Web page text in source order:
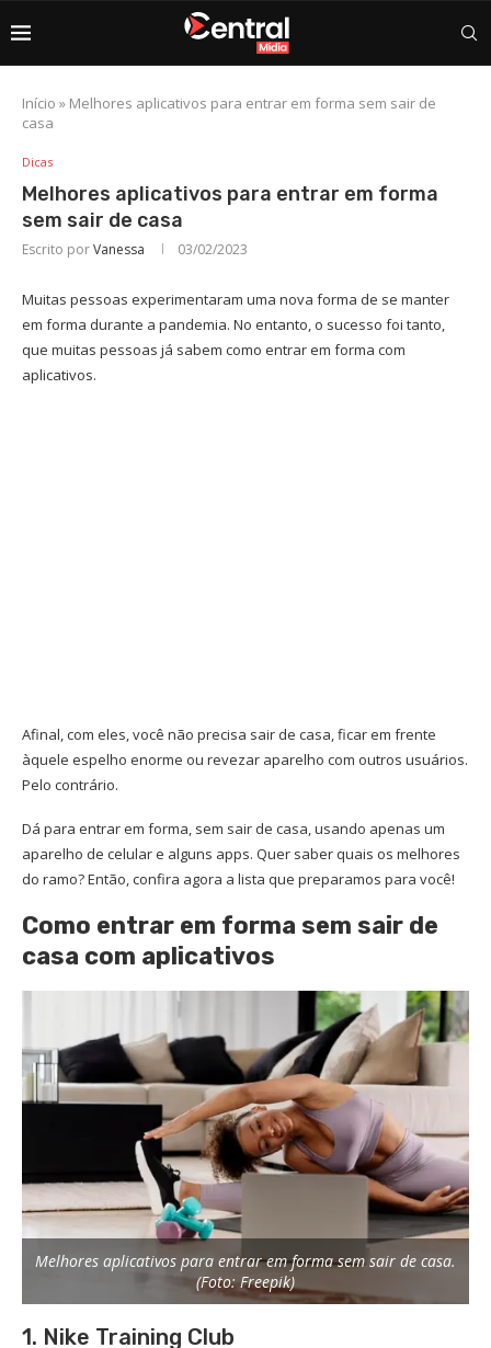
Início » Melhores aplicativos para entrar em forma sem sair de
casa
Dicas
Melhores aplicativos para entrar em forma
sem sair de casa
Escrito porVanessa 03/02/2023
Muitas pessoas experimentaram uma nova forma de se manter
em forma durante a pandemia. No entanto, o sucesso foi tanto,
que muitas pessoas já sabem como entrar em forma com
aplicativos.
Afinal, com eles, você não precisa sair de casa, ficar em frente
àquele espelho enorme ou revezar aparelho com outros usuários.
Pelo contrário.
Dá para entrar em forma, sem sair de casa, usando apenas um
aparelho de celular e alguns apps. Quer saber quais os melhores
do ramo? Então, confira agora a lista que preparamos para você!
Como entrar em forma sem sair de
casa com aplicativos
Melhores aplicativos para entrar em forma sem sair de casa.
(Foto: Freepik)
1. Nike Training Club